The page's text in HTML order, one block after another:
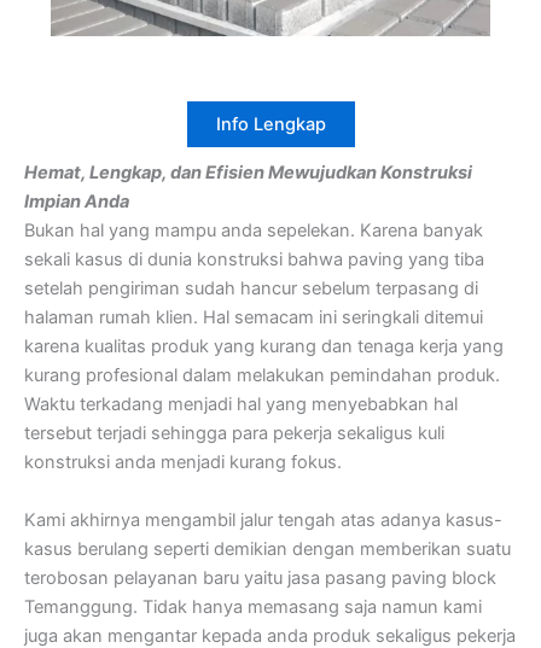
Info Lengkap
Hemat, Lengkap, dan Efisien Mewujudkan Konstruksi
Impian Anda
Bukan hal yang mampu anda sepelekan. Karena banyak
sekali kasus di dunia konstruksi bahwa paving yang tiba
setelah pengiriman sudah hancur sebelum terpasang di
halaman rumah klien. Hal semacam ini seringkali ditemui
karena kualitas produk yang kurang dan tenaga kerja yang
kurang profesional dalam melakukan pemindahan produk.
Waktu terkadang menjadi hal yang menyebabkan hal
tersebut terjadi sehingga para pekerja sekaligus kuli
konstruksi anda menjadi kurang fokus.
Kami akhirnya mengambil jalur tengah atas adanya kasus-
kasus berulang seperti demikian dengan memberikan suatu
terobosan pelayanan baru yaitu jasa pasang paving block
Temanggung. Tidak hanya memasang saja namun kami
juga akan mengantar kepada anda produk sekaligus pekerja